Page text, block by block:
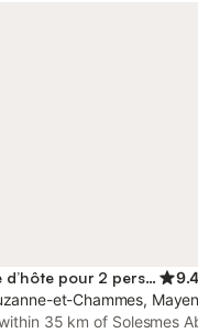
Chambre d’hôte pour 2 personnes 9.4
et-Chammes,
35 km of Solesmes